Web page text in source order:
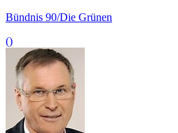
Bündnis 90/Die Grünen
()